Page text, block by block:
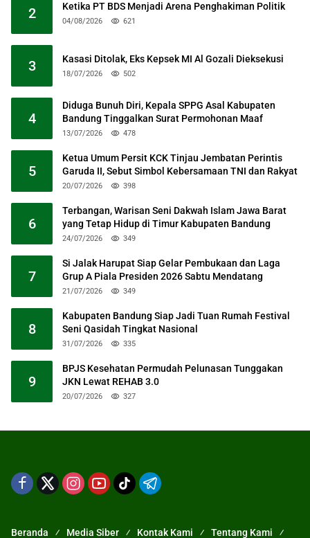
2 Ketika PT BDS Menjadi Arena Penghakiman Politik
04/08/2026 621
3 Kasasi Ditolak, Eks Kepsek MI Al Gozali Dieksekusi
18/07/2026 502
4
Diduga Bunuh Diri, Kepala SPPG Asal Kabupaten
Bandung Tinggalkan Surat Permohonan Maaf
13/07/2026 478
5
Ketua Umum Persit KCK Tinjau Jembatan Perintis
Garuda II, Sebut Simbol Kebersamaan TNI dan Rakyat
20/07/2026 398
6
Terbangan, Warisan Seni Dakwah Islam Jawa Barat
yang Tetap Hidup di Timur Kabupaten Bandung
24/07/2026 349
7
Si Jalak Harupat Siap Gelar Pembukaan dan Laga
Grup A Piala Presiden 2026 Sabtu Mendatang
21/07/2026 349
8
Kabupaten Bandung Siap Jadi Tuan Rumah Festival
Seni Qasidah Tingkat Nasional
31/07/2026 335
9
BPJS Kesehatan Permudah Pelunasan Tunggakan
JKN Lewat REHAB 3.0
20/07/2026 327
Beranda Media Siber Kontak Kami Tentang Kami